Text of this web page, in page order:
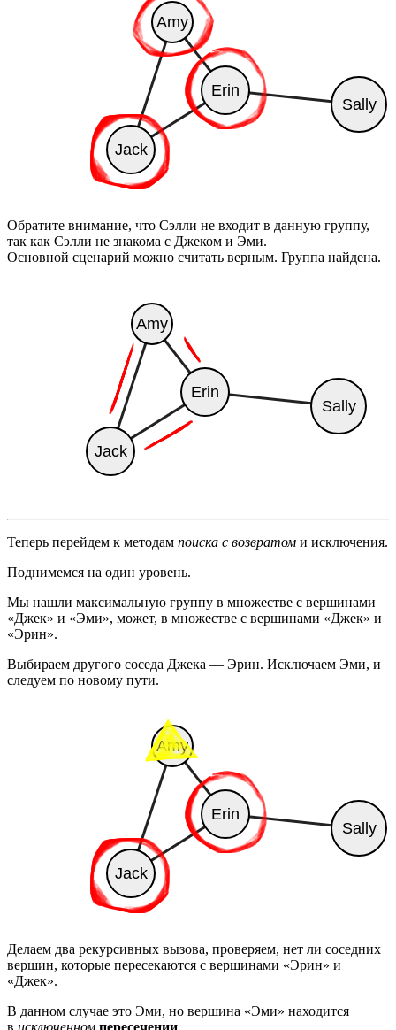
Обратите внимание, что Сэлли не входит в данную группу,
так как Сэлли не знакома с Джеком и Эми.
Основной сценарий можно считать верным. Группа найдена.
Теперь перейдем к методам поиска с возвратом и исключения.
Поднимемся на один уровень.
Мы нашли максимальную группу в множестве с вершинами
«Джек» и «Эми», может, в множестве с вершинами «Джек» и
«Эрин».
Выбираем другого соседа Джека — Эрин. Исключаем Эми, и
следуем по новому пути.
Делаем два рекурсивных вызова, проверяем, нет ли соседних
вершин, которые пересекаются с вершинами «Эрин» и
«Джек».
В данном случае это Эми, но вершина «Эми» находится
в исключенном пересечении